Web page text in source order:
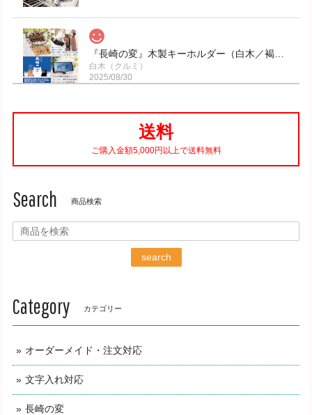
白木（クルミ）
2025/08/30
2023/12/16
とても可愛いです 先ずは飾り…その後鍋敷きになるかと…
長崎県の木材を使用している事と、その作りが
しっかりしたもので 2個だけ入手出来ました。
開発しようと考えています。来年もどうぞよろ
しくお願いいたします。
送料
ご購入金額5,000円以上で送料無料
Search 商品検索
search
Category カテゴリー
オーダーメイド・注文対応
文字入れ対応
長崎の変